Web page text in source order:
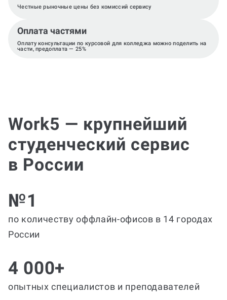
Честные рыночные цены без комиссий сервису
Оплата частями
Оплату консультации по курсовой для колледжа можно поделить на
части, предоплата — 25%
Work5 — крупнейший
студенческий сервис
в России
№1
по количеству оффлайн-офисов в 14 городах
России
4 000+
опытных специалистов и преподавателей